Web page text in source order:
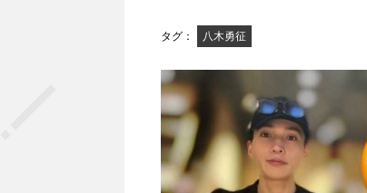
タグ： 八木勇征